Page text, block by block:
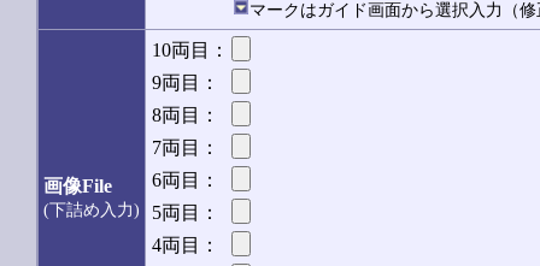
マークはガイド画面から選択入力（
画像File
(下詰め入力)
10両目：
9両目：
8両目：
7両目：
6両目：
5両目：
4両目：